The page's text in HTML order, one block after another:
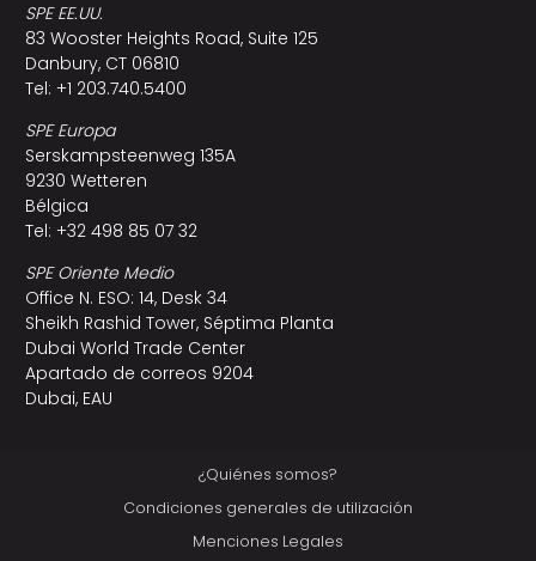
SPE EE.UU.
83 Wooster Heights Road, Suite 125
Danbury, CT 06810
Tel: +1 203.740.5400
SPE Europa
Serskampsteenweg 135A
9230 Wetteren
Bélgica
Tel: +32 498 85 07 32
SPE Oriente Medio
Office N. ESO: 14, Desk 34
Sheikh Rashid Tower, Séptima Planta
Dubai World Trade Center
Apartado de correos 9204
Dubai, EAU
¿Quiénes somos?
Condiciones generales de utilización
Menciones Legales